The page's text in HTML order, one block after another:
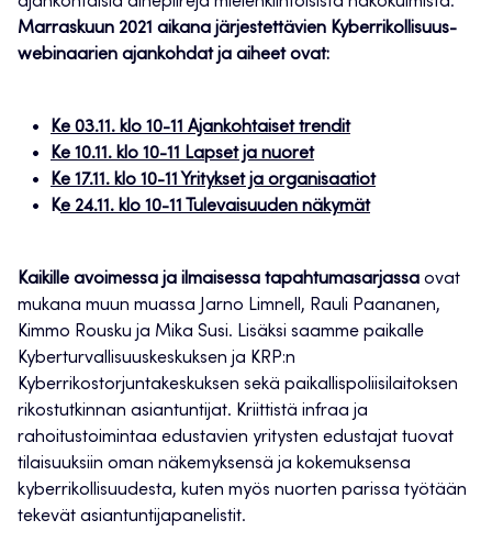
Marraskuun 2021 aikana järjestettävien Kyberrikollisuus-
webinaarien ajankohdat ja aiheet ovat:
Ke 03.11. klo 10-11 Ajankohtaiset trendit
Ke 10.11. klo 10-11 Lapset ja nuoret
Ke 17.11. klo 10-11 Yritykset ja organisaatiot
Ke 24.11. klo 10-11 Tulevaisuuden näkymät
Kaikille avoimessa ja ilmaisessa tapahtumasarjassa ovat
mukana muun muassa Jarno Limnell, Rauli Paananen,
Kimmo Rousku ja Mika Susi. Lisäksi saamme paikalle
Kyberturvallisuuskeskuksen ja KRP:n
Kyberrikostorjuntakeskuksen sekä paikallispoliisilaitoksen
rikostutkinnan asiantuntijat. Kriittistä infraa ja
rahoitustoimintaa edustavien yritysten edustajat tuovat
tilaisuuksiin oman näkemyksensä ja kokemuksensa
kyberrikollisuudesta, kuten myös nuorten parissa työtään
tekevät asiantuntijapanelistit.